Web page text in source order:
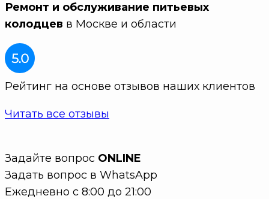
Ремонт и обслуживание питьевых
колодцев в Москве и области
Рейтинг на основе отзывов наших клиентов
Читать все отзывы
Задайте вопрос ONLINE
Задать вопрос в WhatsApp
Ежедневно с 8:00 до 21:00